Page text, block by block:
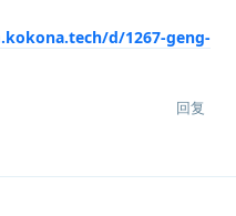
d/1267-geng-
回复